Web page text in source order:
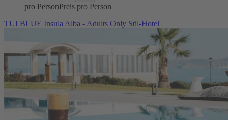
pro PersonPreis pro Person
TUI BLUE Insula Alba - Adults Only Stil-Hotel